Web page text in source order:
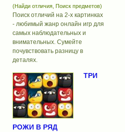
(Найди отличия, Поиск предметов)
Поиск отличий на 2-х картинках
- любимый жанр онлайн игр для
самых наблюдательных и
внимательных. Сумейте
почувствовать разницу в
деталях.
ТРИ
РОЖИ В РЯД